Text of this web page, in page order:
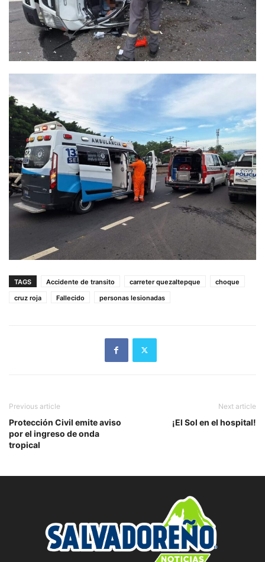
TAGS Accidente de transito carreter quezaltepque
choque
cruz roja
Fallecido personas lesionadas
Previous article
Protección Civil emite aviso
por el ingreso de onda
tropical
Next article
¡El Sol en el hospital!